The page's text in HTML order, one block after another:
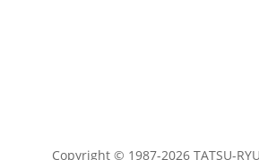
Copyright © 1987-2026 TATSU-